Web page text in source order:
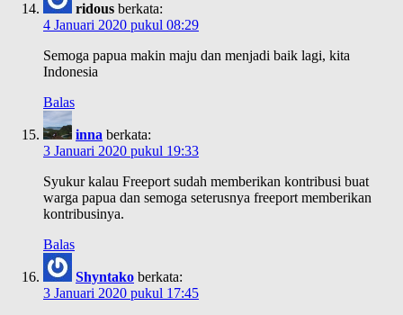
ridous berkata:
4 Januari 2020 pukul 08:29
Semoga papua makin maju dan menjadi baik lagi, kita
Indonesia
Balas
inna berkata:
3 Januari 2020 pukul 19:33
Syukur kalau Freeport sudah memberikan kontribusi buat
warga papua dan semoga seterusnya freeport memberikan
kontribusinya.
Balas
Shyntako berkata:
3 Januari 2020 pukul 17:45